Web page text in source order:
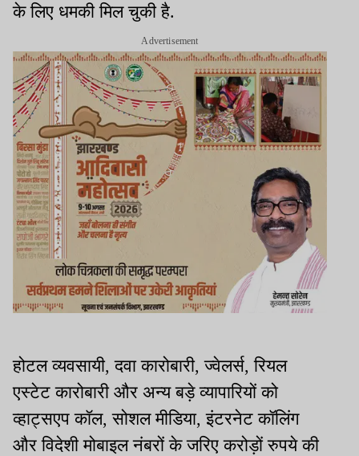
के लिए धमकी मिल चुकी है.
Advertisement
होटल व्यवसायी, दवा कारोबारी, ज्वेलर्स, रियल
एस्टेट कारोबारी और अन्य बड़े व्यापारियों को
व्हाट्सएप कॉल, सोशल मीडिया, इंटरनेट कॉलिंग
और विदेशी मोबाइल नंबरों के जरिए करोड़ों रुपये की